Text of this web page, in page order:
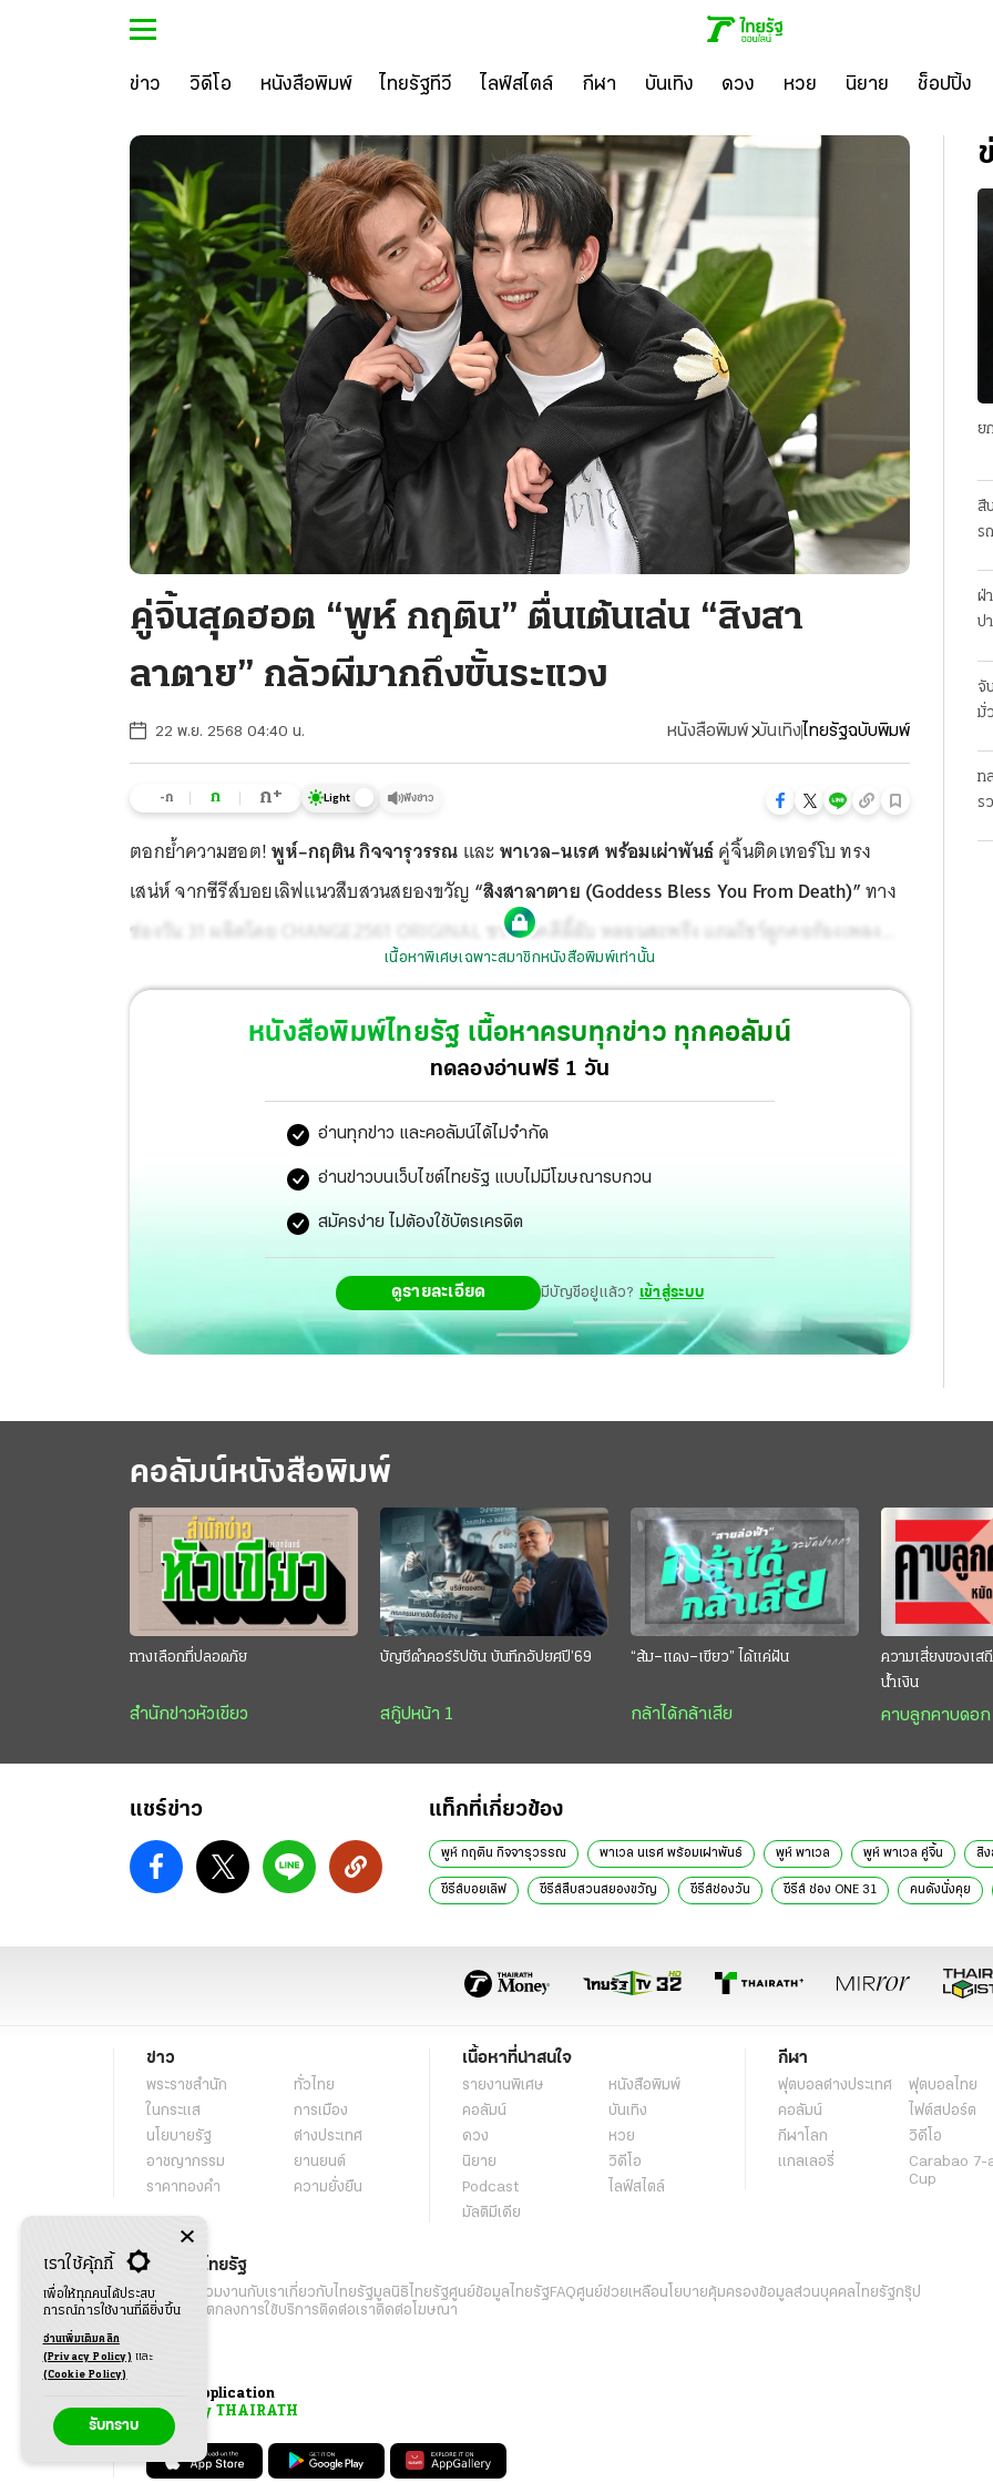
ข่าว วิดีโอ หนังสือพิมพ์ ไทยรัฐทีวี ไลฟ์สไตล์ กีฬา บันเทิง ดวง หวย นิยาย ช็อปปิ้ง
คู่จิ้นสุดฮอต “พูห์ กฤติน” ตื่นเต้นเล่น “สิงสา
ลาตาย” กลัวผีมากถึงขั้นระแวง
22 พ.ย. 2568 04:40 น. หนังสือพิมพ์ บันเทิงไทยรัฐฉบับพิมพ์
-ก ก ก+ Light ฟังข่าว
ตอกย้ำความฮอต!พูห์–กฤติน กิจจารุวรรณ และพาเวล–นเรศ พร้อมเผ่าพันธ์คู่จิ้นติดเทอร์โบ ทรง
เสน่ห์ จากซีรีส์บอยเลิฟแนวสืบสวนสยองขวัญ “สิงสาลาตาย (Goddess Bless You From Death)”ทาง
ช่องวัน 31 ผลิตโดย CHANGE2561 ORIGINAL ชวนไขคดีลี้ลับ หลอนสะพรึง แถมโชว์ลูกคอร้องเพลง
ประกอบซีรีส์ “ภาวนา (PRAY)” ที่ได้โปรดิวเซอร์ฝีมือเฉียบ ฮาย–ธันวา เกตุสุวรรณ มาแต่งเพลงนี้ให้ด้วย
งานนี้เลยชวนหนุ่มฮอตมากความสามารถ พูห์–พาเวล มาเปิดใจการทำงาน มุมมองและเป้าหมายชีวิต ใน
เนื้อหาพิเศษเฉพาะสมาชิกหนังสือพิมพ์เท่านั้น
หนังสือพิมพ์ไทยรัฐ เนื้อหาครบทุกข่าว ทุกคอลัมน์
ทดลองอ่านฟรี 1 วัน
อ่านทุกข่าว และคอลัมน์ได้ไม่จำกัด
อ่านข่าวบนเว็บไซต์ไทยรัฐ แบบไม่มีโฆษณารบกวน
สมัครง่าย ไม่ต้องใช้บัตรเครดิต
ดูรายละเอียด มีบัญชีอยู่แล้ว? เข้าสู่ระบบ
ย
สื
ร
ฝ่
ป
จั
มั่
ท
ร
คอลัมน์หนังสือพิมพ์
ทางเลือกที่ปลอดภัย
สำนักข่าวหัวเขียว
บัญชีดำคอร์รัปชัน บันทึกอัปยศปี’69
สกู๊ปหน้า 1
“ส้ม–แดง–เขียว” ได้แค่ฝัน
กล้าได้กล้าเสีย
ความเสี่ยงของเส
น้ำเงิน
คาบลูกคาบดอก
แชร์ข่าว แท็กที่เกี่ยวข้อง
พูห์ กฤติน กิจจารุวรรณ พาเวล นเรศ พร้อมเผ่าพันธ์ พูห์ พาเวล พูห์ พาเวล คู่จิ้น สิ
ซีรีส์บอยเลิฟ ซีรีส์สืบสวนสยองขวัญ ซีรีส์ช่องวัน ซีรีส์ ช่อง ONE 31 คนดังนั่งคุย
ข่าว
พระราชสำนัก
ทั่วไทย
ในกระแส
การเมือง
นโยบายรัฐ
ต่างประเทศ
อาชญากรรม
ยานยนต์
ราคาทองคำ
ความยั่งยืน
เนื้อหาที่น่าสนใจ
รายงานพิเศษ
หนังสือพิมพ์
คอลัมน์
บันเทิง
ดวง
หวย
นิยาย
วิดีโอ
Podcast
ไลฟ์สไตล์
มัลติมีเดีย
กีฬา
ฟุตบอลต่่างประเทศ
ฟุตบอลไทย
คอลัมน์
ไฟต์สปอร์ต
กีฬาโลก
วิดีโอ
แกลเลอรี่
Carabao 7-
Cup
เกี่ยวกับไทยรัฐ
กิจกรรม ร่วมงานกับเราเกี่ยวกับไทยรัฐมูลนิธิไทยรัฐศูนย์ข้อมูลไทยรัฐFAQศูนย์ช่วยเหลือนโยบายคุ้มครองข้อมูลส่วนบุคคลไทยรัฐกรุ๊ป
เงื่อนไขข้อตกลงการใช้บริการติดต่อเราติดต่อโฆษณา
Application
My THAIRATH
เราใช้คุ้กกี้
เพื่อให้ทุกคนได้ประสบ
การณ์การใช้งานที่ดียิ่งขึ้น
อ่านเพิ่มเติมคลิก
(Privacy Policy) และ
(Cookie Policy)
รับทราบ